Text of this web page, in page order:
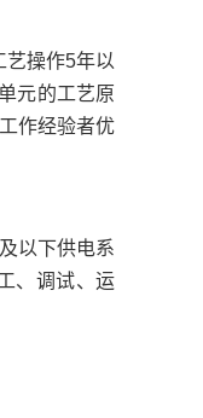
操作5年以
元的工艺原
作经验者优
以下供电系
、调试、运